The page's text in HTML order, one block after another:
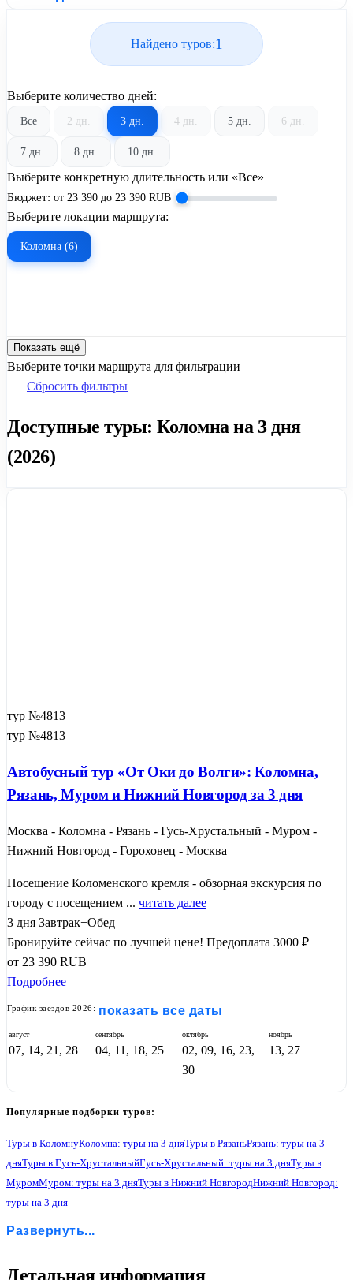
Найдено туров:1
Выберите количество дней:
Все 2 дн. 3 дн. 4 дн. 5 дн. 6 дн.
7 дн. 8 дн. 10 дн.
Выберите конкретную длительность или «Все»
Бюджет: от 23 390 до 23 390 RUB
Выберите локации маршрута:
Коломна (6)
Показать ещё
Выберите точки маршрута для фильтрации
Сбросить фильтры
Доступные туры: Коломна на 3 дня
(2026)
1
тур №4813
тур №4813
Автобусный тур «От Оки до Волги»: Коломна,
Рязань, Муром и Нижний Новгород за 3 дня
Москва - Коломна - Рязань - Гусь-Хрустальный - Муром -
Нижний Новгород - Гороховец - Москва
Посещение Коломенского кремля - обзорная экскурсия по
городу с посещением ... читать далее
3 дня Завтрак+Обед
Бронируйте сейчас по лучшей цене! Предоплата 3000 ₽
от 23 390 RUB
Подробнее
График заездов 2026: показать все даты
август
07, 14, 21, 28
сентябрь
04, 11, 18, 25
октябрь
02, 09, 16, 23,
30
ноябрь
13, 27
Популярные подборки туров:
Туры в КоломнуКоломна: туры на 3 дняТуры в РязаньРязань: туры на 3
дняТуры в Гусь-ХрустальныйГусь-Хрустальный: туры на 3 дняТуры в
МуромМуром: туры на 3 дняТуры в Нижний НовгородНижний Новгород:
туры на 3 дня
Развернуть...
Детальная информация